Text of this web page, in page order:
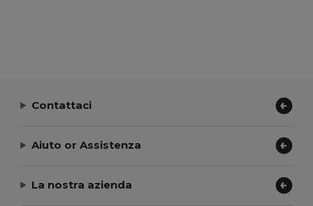
Contattaci
Aiuto or Assistenza
La nostra azienda